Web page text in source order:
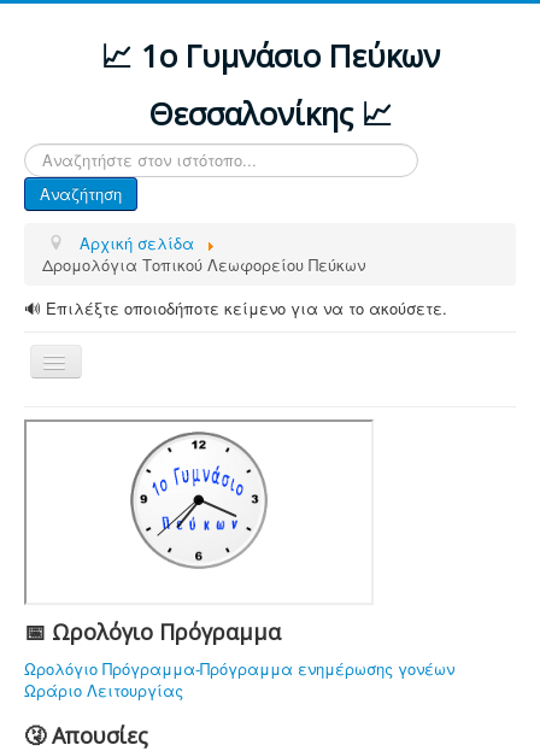
📈 1ο Γυμνάσιο Πεύκων
Θεσσαλονίκης 📈
Αναζήτηση...
Αναζήτηση
Αρχική σελίδα
Δρομολόγια Τοπικού Λεωφορείου Πεύκων
🔊 Επιλέξτε οποιοδήποτε κείμενο για να το ακούσετε.
Εναλλαγή
πλοήγησης
ΑΡΧΙΚΗ
ΔΙΑΦΟΡΕΣ ΑΝΑΚΟΙΝΩΣΕΙΣ
ΤΟ ΣΧΟΛΕΙΟ ΜΑΣ
ΔΡΑΣΤΗΡΙΟΤΗΤΕΣ
ΝΟΜΟΘΕΣΙΑ
ΕΠΙΚΟΙΝΩΝΙΑ
📅 Ωρολόγιο Πρόγραμμα
Ωρολόγιο Πρόγραμμα-Πρόγραμμα ενημέρωσης γονέων
Ωράριο Λειτουργίας
🤧 Απουσίες